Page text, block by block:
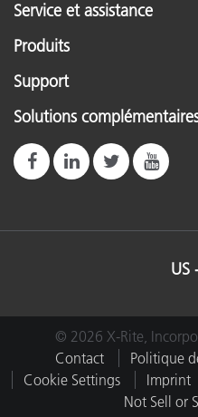
Service et assistance
Produits
Support
Solutions
US
© 2026 X-Rite,
Contact
Politique
Cookie Settings
Imprint
Not Sell or